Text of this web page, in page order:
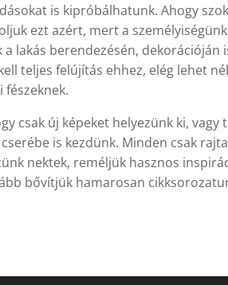
is kipróbálhatunk. Ahogy
ezt azért, mert a
lakás berendezésén,
teljes felújítás ehhez, elég lehet
csak új képeket helyezünk ki,
is kezdünk. Minden csak
nektek, reméljük hasznos
bővítjük hamarosan